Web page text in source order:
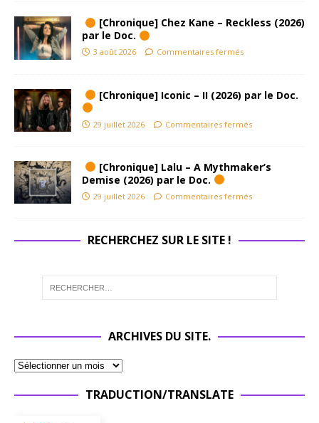
[Chronique] Chez Kane – Reckless (2026)
par le Doc.
3 août 2026 Commentaires fermés
[Chronique] Iconic – II (2026) par le Doc.
29 juillet 2026 Commentaires fermés
[Chronique] Lalu – A Mythmaker’s
Demise (2026) par le Doc.
29 juillet 2026 Commentaires fermés
RECHERCHEZ SUR LE SITE !
ARCHIVES DU SITE.
TRADUCTION/TRANSLATE